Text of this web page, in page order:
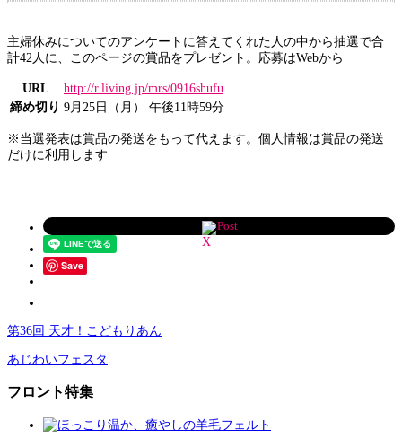
主婦休みについてのアンケートに答えてくれた人の中から抽選で合
計42人に、このページの賞品をプレゼント。応募はWebから
URL
http://r.living.jp/mrs/0916shufu
締め切り 9月25日（月） 午後11時59分
※当選発表は賞品の発送をもって代えます。個人情報は賞品の発送
だけに利用します
Post
Save
第36回 天才！こどもりあん
あじわいフェスタ
フロント特集